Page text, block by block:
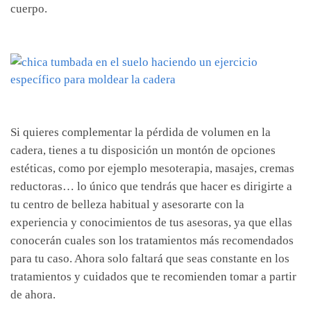
cuerpo.
Si quieres complementar la pérdida de volumen en la
cadera, tienes a tu disposición un montón de opciones
estéticas, como por ejemplo mesoterapia, masajes, cremas
reductoras… lo único que tendrás que hacer es dirigirte a
tu centro de belleza habitual y asesorarte con la
experiencia y conocimientos de tus asesoras, ya que ellas
conocerán cuales son los tratamientos más recomendados
para tu caso. Ahora solo faltará que seas constante en los
tratamientos y cuidados que te recomienden tomar a partir
de ahora.